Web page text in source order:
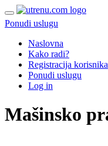
Ponudi uslugu
Naslovna
Kako radi?
Registracija korisnika
Ponudi uslugu
Log in
Mašinsko